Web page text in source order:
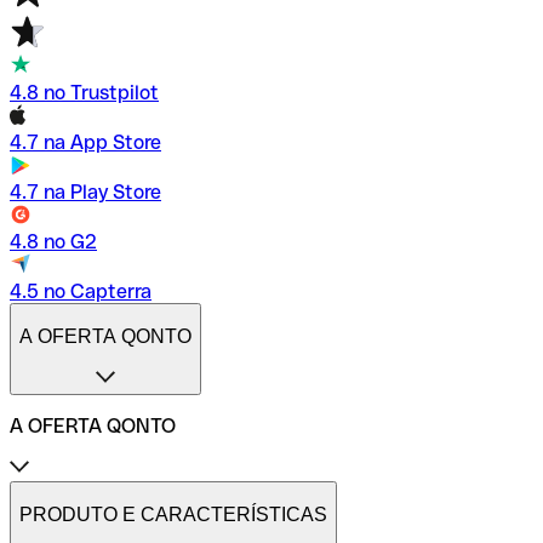
4.8 no Trustpilot
4.7 na App Store
4.7 na Play Store
4.8 no G2
4.5 no Capterra
A OFERTA QONTO
A OFERTA QONTO
Tarifas
Conta profissional online
PRODUTO E CARACTERÍSTICAS